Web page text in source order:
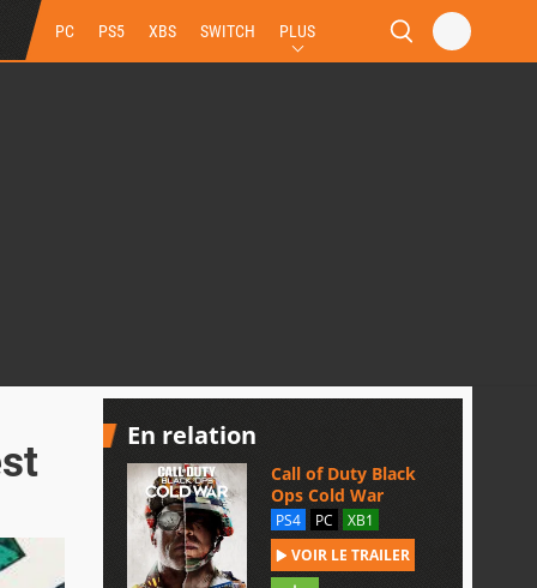
PC PS5 XBS SWITCH PLUS
En relation
Call of Duty Black
Ops Cold War
PS4 PC
XB1
VOIR LE TRAILER